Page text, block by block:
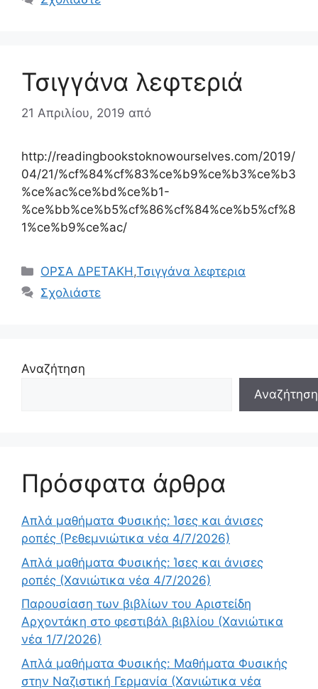
Τσιγγάνα λεφτεριά
21 Απριλίου, 2019 από
http://readingbookstoknowourselves.com/2019/
04/21/%cf%84%cf%83%ce%b9%ce%b3%ce%b3
%ce%ac%ce%bd%ce%b1-
%ce%bb%ce%b5%cf%86%cf%84%ce%b5%cf%8
1%ce%b9%ce%ac/
Κατηγορίες
ΟΡΣΑ ΔΡΕΤΑΚΗ,Τσιγγάνα λεφτερια
Σχολιάστε
Αναζήτηση
Αναζήτηση
Πρόσφατα άρθρα
Απλά μαθήματα Φυσικής: Ίσες και άνισες
ροπές (Ρεθεμνιώτικα νέα 4/7/2026)
Απλά μαθήματα Φυσικής: Ίσες και άνισες
ροπές (Χανιώτικα νέα 4/7/2026)
Παρουσίαση των βιβλίων του Αριστείδη
Αρχοντάκη στο φεστιβάλ βιβλίου (Χανιώτικα
νέα 1/7/2026)
Απλά μαθήματα Φυσικής: Μαθήματα Φυσικής
στην Ναζιστική Γερμανία (Χανιώτικα νέα